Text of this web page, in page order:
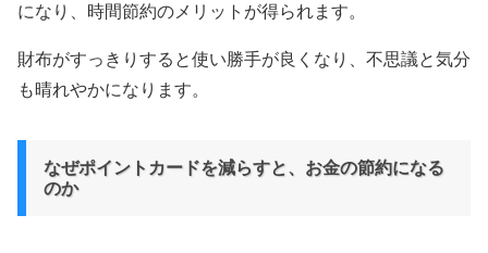
になり、時間節約のメリットが得られます。
財布がすっきりすると使い勝手が良くなり、不思議と気分
も晴れやかになります。
なぜポイントカードを減らすと、お金の節約になる
のか